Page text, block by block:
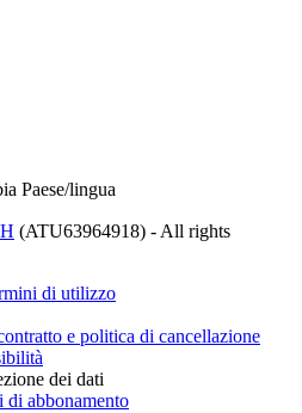
Paese/lingua
(ATU63964918) - All rights
di utilizzo
e politica di cancellazione
dei dati
abbonamento